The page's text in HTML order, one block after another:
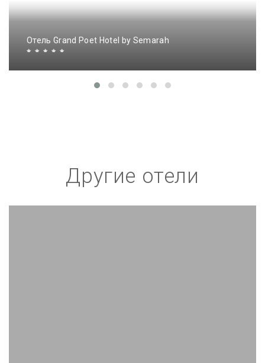
Отель Grand Poet Hotel by Semarah
Другие отели